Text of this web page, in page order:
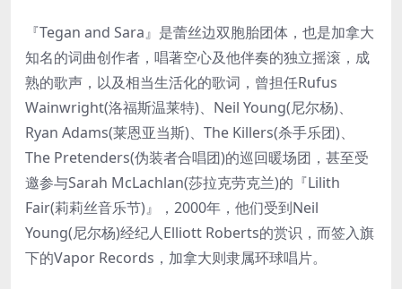
『Tegan and Sara』是蕾丝边双胞胎团体，也是加拿大
知名的词曲创作者，唱著空心及他伴奏的独立摇滚，成
熟的歌声，以及相当生活化的歌词，曾担任Rufus
Wainwright(洛福斯温莱特)、Neil Young(尼尔杨)、
Ryan Adams(莱恩亚当斯)、The Killers(杀手乐团)、
The Pretenders(伪装者合唱团)的巡回暖场团，甚至受
邀参与Sarah McLachlan(莎拉克劳克兰)的『Lilith
Fair(莉莉丝音乐节)』，2000年，他们受到Neil
Young(尼尔杨)经纪人Elliott Roberts的赏识，而签入旗
下的Vapor Records，加拿大则隶属环球唱片。